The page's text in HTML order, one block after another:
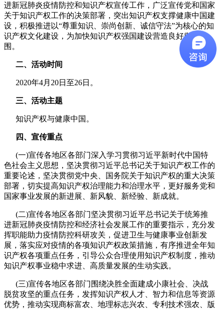
进新冠肺炎疫情防控和知识产权宣传工作，广泛宣传党和国家
关于知识产权工作的决策部署，突出知识产权支撑健康中国建
设，积极推进以“尊重知识、崇尚创新、诚信守法”为核心的知
识产权文化建设，为加快知识产权强国建设营造良好舆论氛
围。
二、活动时间
2020年4月20日至26日。
三、活动主题
知识产权与健康中国。
四、宣传重点
(一)宣传各地区各部门深入学习贯彻习近平新时代中国特
色社会主义思想，坚决贯彻习近平总书记关于知识产权工作的
重要论述，坚决贯彻党中央、国务院关于知识产权的重大决策
部署，切实提高知识产权治理能力和治理水平，更好服务党和
国家事业发展的新进展、新风貌、新经验、新成就。
(二)宣传各地区各部门坚决贯彻习近平总书记关于统筹推
进新冠肺炎疫情防控和经济社会发展工作的重要指示，充分发
挥职能助力疫情防控科研攻关，促进卫生与健康事业创新发
展，落实应对疫情的各项知识产权政策措施，有序推进全年知
识产权各项重点任务，引导公众合理使用知识产权制度，推动
知识产权事业稳中求进、高质量发展的生动实践。
(三)宣传各地区各部门围绕决胜全面建成小康社会、决战
脱贫攻坚的重点任务，发挥知识产权人才、智力和信息等资源
优势，推动实现商标富农、地理标志兴农、专利技术强农、版